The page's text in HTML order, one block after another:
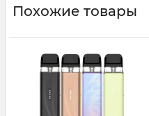
Похожие товары